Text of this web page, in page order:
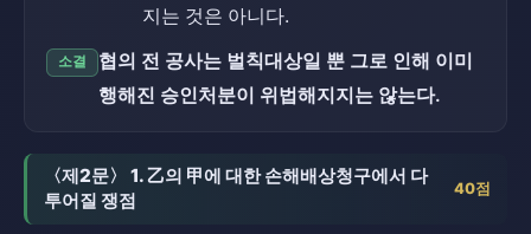
지는 것은 아니다.
소결
협의 전 공사는 벌칙대상일 뿐 그로 인해 이미
행해진 승인처분이 위법해지지는 않는다.
〈제2문〉 1. 乙의 甲에 대한 손해배상청구에서 다
투어질 쟁점
40점